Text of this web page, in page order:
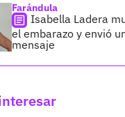
Farándula
Isabella Ladera
el embarazo y envió
mensaje